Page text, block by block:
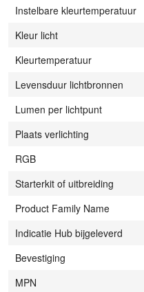
Instelbare kleurtemperatuur
Kleur licht
Kleurtemperatuur
Levensduur lichtbronnen
Lumen per lichtpunt
Plaats verlichting
RGB
Starterkit of uitbreiding
Product Family Name
Indicatie Hub bijgeleverd
Bevestiging
MPN